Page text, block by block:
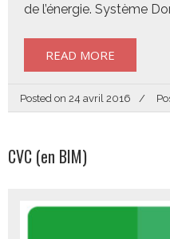
de l’énergie. Système
READ MORE
Posted on 24 avril 2016
CVC (en BIM)